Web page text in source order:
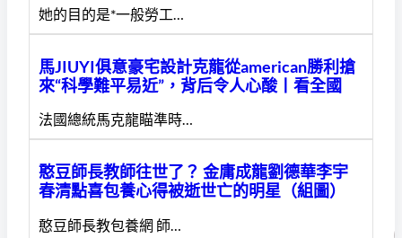
她的目的是*一般勞工…
馬JIUYI俱意豪宅設計克龍從american勝利搶
來“科學難平易近”，背后令人心酸丨看全國
法國總統馬克龍瞄準時…
憨豆師長教師往世了？ 金庸成龍劉德華李宇
春清點喜包養心得被逝世亡的明星（組圖）
憨豆師長教包養網 師…